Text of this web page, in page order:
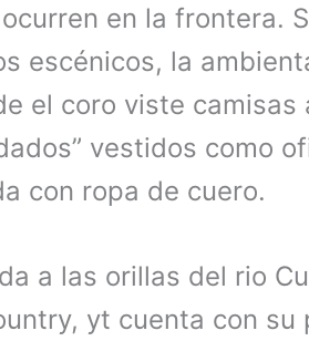
en la frontera.
escénicos, la
el coro viste camisas
vestidos como
con ropa de cuero.
a las orillas del rio
yt cuenta con